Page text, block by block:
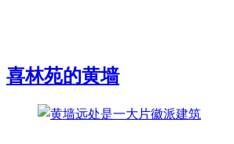
喜林苑的黄墙